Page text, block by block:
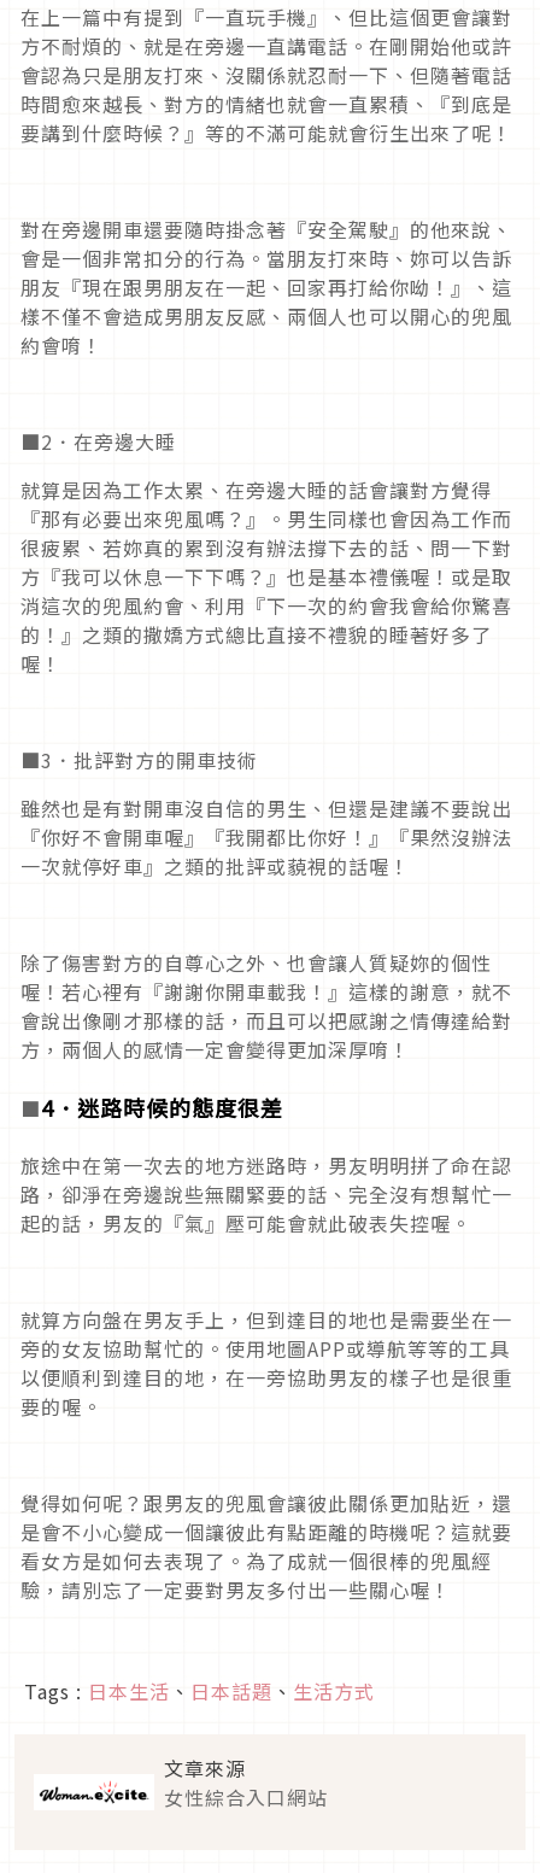
在上一篇中有提到『一直玩手機』、但比這個更會讓對
方不耐煩的、就是在旁邊一直講電話。在剛開始他或許
會認為只是朋友打來、沒關係就忍耐一下、但隨著電話
時間愈來越長、對方的情緒也就會一直累積、『到底是
要講到什麼時候？』等的不滿可能就會衍生出來了呢！
對在旁邊開車還要隨時掛念著『安全駕駛』的他來說、
會是一個非常扣分的行為。當朋友打來時、妳可以告訴
朋友『現在跟男朋友在一起、回家再打給你呦！』、這
樣不僅不會造成男朋友反感、兩個人也可以開心的兜風
約會唷！
■2．在旁邊大睡
就算是因為工作太累、在旁邊大睡的話會讓對方覺得
『那有必要出來兜風嗎？』。男生同樣也會因為工作而
很疲累、若妳真的累到沒有辦法撐下去的話、問一下對
方『我可以休息一下下嗎？』也是基本禮儀喔！或是取
消這次的兜風約會、利用『下一次的約會我會給你驚喜
的！』之類的撒嬌方式總比直接不禮貌的睡著好多了
喔！
■3．批評對方的開車技術
雖然也是有對開車沒自信的男生、但還是建議不要說出
『你好不會開車喔』『我開都比你好！』『果然沒辦法
一次就停好車』之類的批評或藐視的話喔！
除了傷害對方的自尊心之外、也會讓人質疑妳的個性
喔！若心裡有『謝謝你開車載我！』這樣的謝意，就不
會說出像剛才那樣的話，而且可以把感謝之情傳達給對
方，兩個人的感情一定會變得更加深厚唷！
■4． 迷路時候的態度很差
旅途中在第一次去的地方迷路時，男友明明拼了命在認
路，卻淨在旁邊說些無關緊要的話、完全沒有想幫忙一
起的話，男友的『氣』壓可能會就此破表失控喔。
就算方向盤在男友手上，但到達目的地也是需要坐在一
旁的女友協助幫忙的。使用地圖APP或導航等等的工具
以便順利到達目的地，在一旁協助男友的樣子也是很重
要的喔。
覺得如何呢？跟男友的兜風會讓彼此關係更加貼近，還
是會不小心變成一個讓彼此有點距離的時機呢？這就要
看女方是如何去表現了。為了成就一個很棒的兜風經
驗，請別忘了一定要對男友多付出一些關心喔！
Tags : 日本生活 、 日本話題 、 生活方式
文章來源
女性綜合入口網站